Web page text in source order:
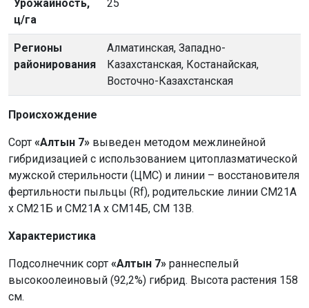
Урожайность,
ц/га
25
Регионы
районирования
Алматинская, Западно-
Казахстанская, Костанайская,
Восточно-Казахстанская
Происхождение
Сорт «Алтын 7» выведен методом межлинейной
гибридизацией с использованием цитоплазматической
мужской стерильности (ЦМС) и линии – восстановителя
фертильности пыльцы (Rf), родительские линии СМ21А
х СМ21Б и СМ21А х СМ14Б, СМ 13В.
Характеристика
Подсолнечник сорт «Алтын 7» раннеспелый
высокоолеиновый (92,2%) гибрид. Высота растения 158
см.